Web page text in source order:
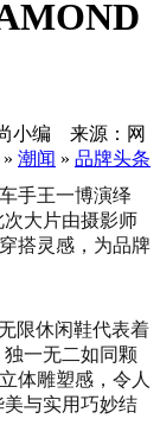
小编 来源：网
» 潮闻 » 品牌头条
手王一博演绎
大片由摄影师
搭灵感，为品牌
限休闲鞋代表着
一无二如同颗
体雕塑感，令人
与实用巧妙结